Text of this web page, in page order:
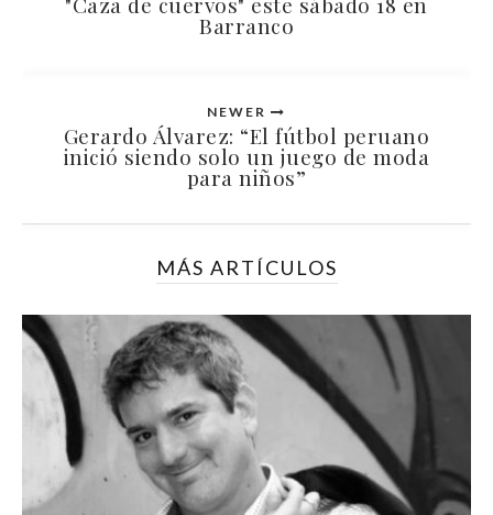
Barranco
NEWER
Gerardo Álvarez: “El fútbol peruano
inició siendo solo un juego de moda
para niños”
MÁS ARTÍCULOS